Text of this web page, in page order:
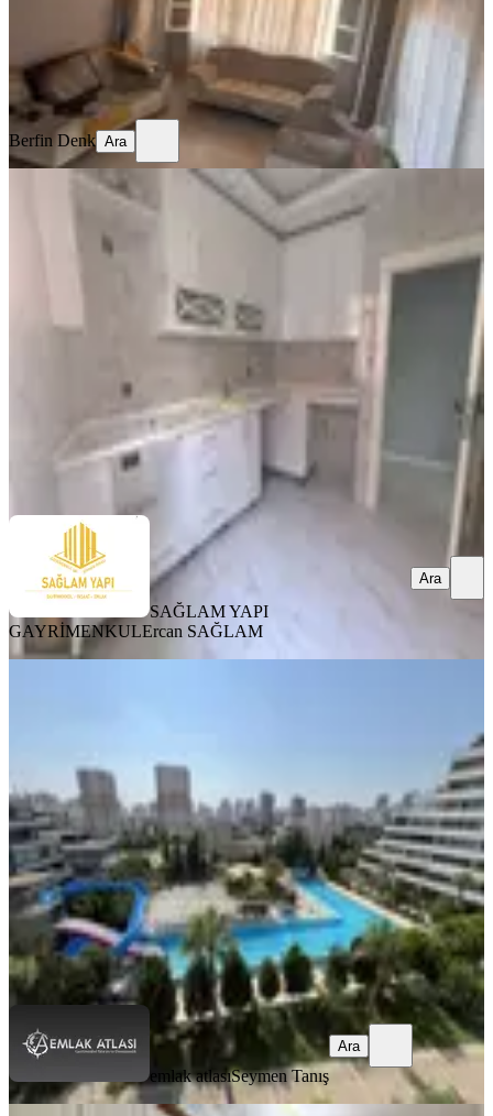
10.000 ₺
Berfin Denk
Ara
Berfin Denk Ara
Sağlam'dan Gürselpaşa'da 2+1
Kiralık Daire
130 m² ·Düz Giriş (Zemin)·
220.000 ₺
SAĞLAM YAPI GAYRİMENKUL
SAĞLAM YAPI
GAYRİMENKULErcan SAĞLAM
Ara
Seyhan, Gürselpaşa Mahallesi
4+1·180 m²·4. Kat ·05.08.2026
44.500 ₺
emlak atlasıSeymen Tanış
Ara
emlak atlasıSeymen Tanış
Ara